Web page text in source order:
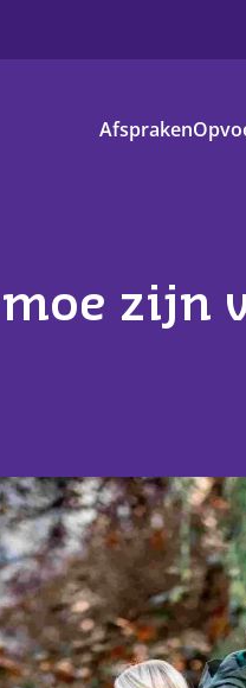
Afspraken
apps en websites
zijn